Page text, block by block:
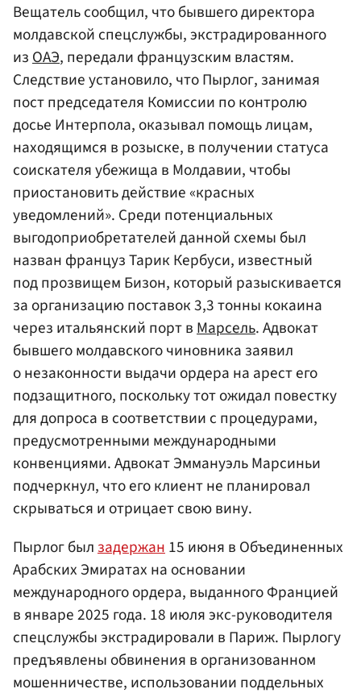
Вещатель сообщил, что бывшего директора
молдавской спецслужбы, экстрадированного
изОАЭ, передали французским властям.
Следствие установило, что Пырлог, занимая
пост председателя Комиссии по контролю
досье Интерпола, оказывал помощь лицам,
находящимся в розыске, в получении статуса
соискателя убежища в Молдавии, чтобы
приостановить действие «красных
уведомлений». Среди потенциальных
выгодоприобретателей данной схемы был
назван француз Тарик Кербуси, известный
под прозвищем Бизон, который разыскивается
за организацию поставок 3,3 тонны кокаина
через итальянский порт вМарсель. Адвокат
бывшего молдавского чиновника заявил
о незаконности выдачи ордера на арест его
подзащитного, поскольку тот ожидал повестку
для допроса в соответствии с процедурами,
предусмотренными международными
конвенциями. Адвокат Эммануэль Марсиньи
подчеркнул, что его клиент не планировал
скрываться и отрицает свою вину.
Пырлог был задержан 15 июня в Объединенных
Арабских Эмиратах на основании
международного ордера, выданного Францией
в январе 2025 года. 18 июля экс-руководителя
спецслужбы экстрадировали в Париж. Пырлогу
предъявлены обвинения в организованном
мошенничестве, использовании поддельных